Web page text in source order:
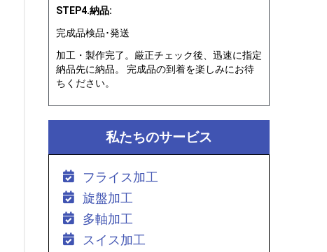
STEP4.納品:
完成品検品･発送
加工・製作完了。厳正チェック後、迅速に指定
納品先に納品。 完成品の到着を楽しみにお待
ちください。
私たちのサービス
フライス加工
旋盤加工
多軸加工
スイス加工